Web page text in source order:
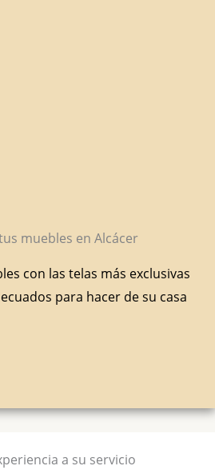
muebles en Alcácer
con las telas más exclusivas
para hacer de su casa
a su servicio